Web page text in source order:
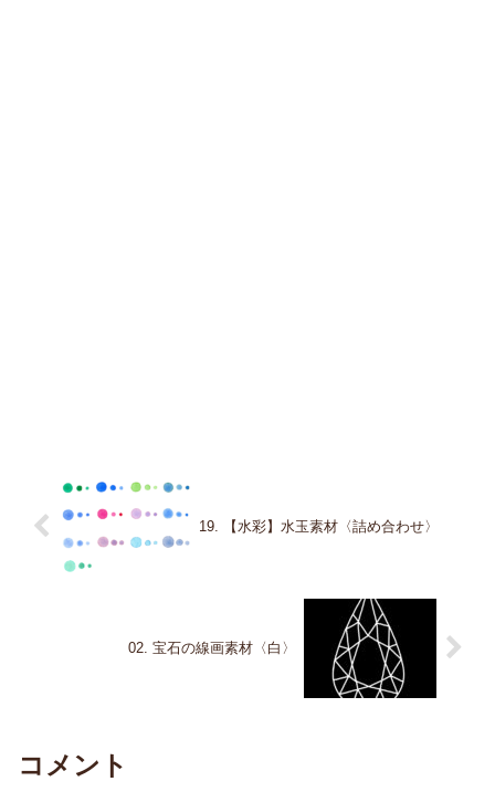
19. 【水彩】水玉素材〈詰め合わせ〉
02. 宝石の線画素材〈白〉
コメント